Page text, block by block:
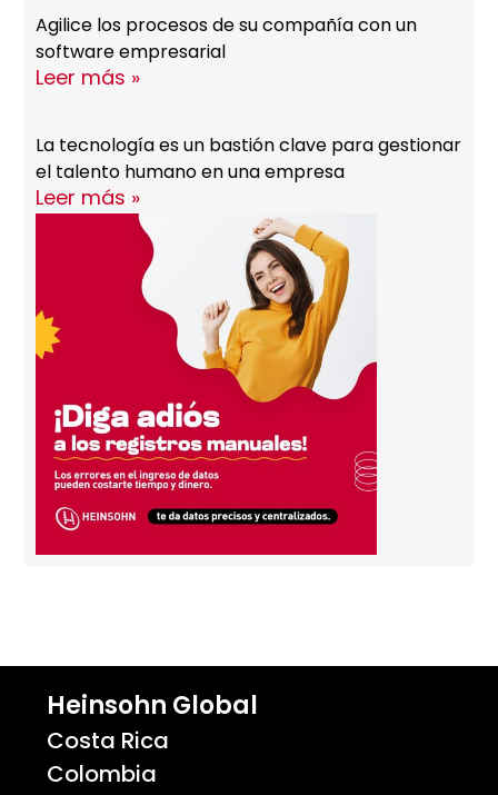
Agilice los procesos de su compañía con un
software empresarial
Leer más »
La tecnología es un bastión clave para gestionar
el talento humano en una empresa
Leer más »
Heinsohn Global
Costa Rica
Colombia